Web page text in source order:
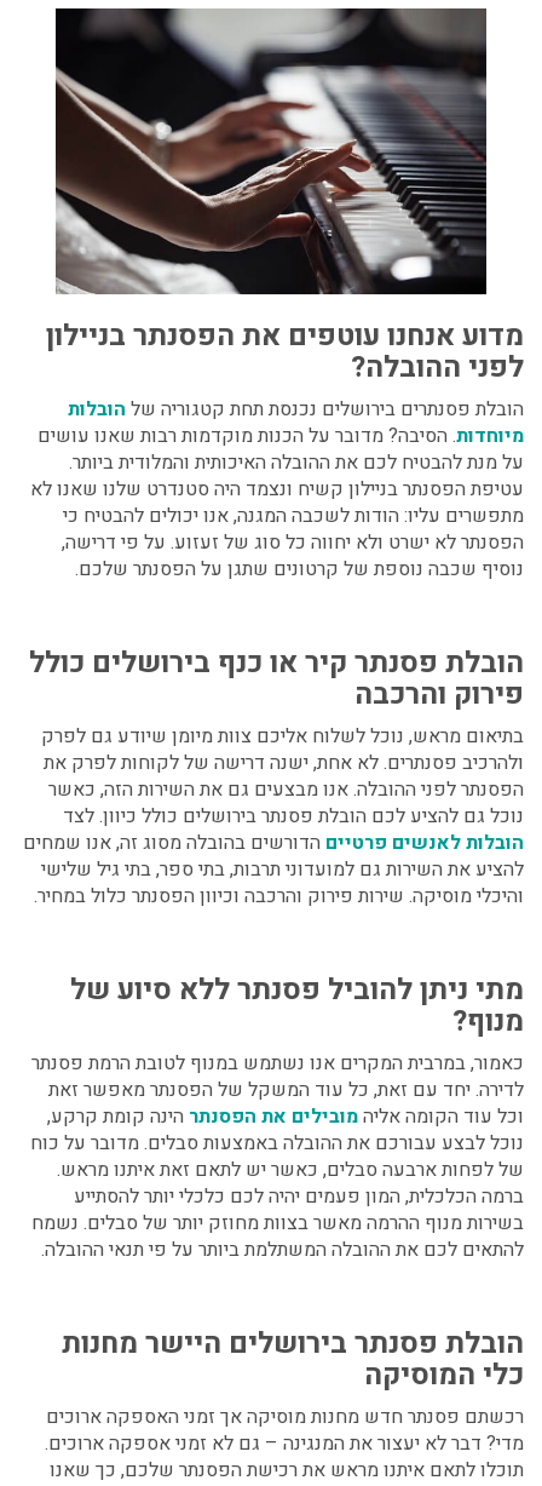
מדוע אנחנו עוטפים את הפסנתר בניילון
לפני ההובלה?
הובלת פסנתרים בירושלים נכנסת תחת קטגוריה של הובלות
מיוחדות. הסיבה? מדובר על הכנות מוקדמות רבות שאנו עושים
על מנת להבטיח לכם את ההובלה האיכותית והמלודית ביותר.
עטיפת הפסנתר בניילון קשיח ונצמד היה סטנדרט שלנו שאנו לא
מתפשרים עליו: הודות לשכבה המגנה, אנו יכולים להבטיח כי
הפסנתר לא ישרט ולא יחווה כל סוג של זעזוע. על פי דרישה,
נוסיף שכבה נוספת של קרטונים שתגן על הפסנתר שלכם.
הובלת פסנתר קיר או כנף בירושלים כולל
פירוק והרכבה
בתיאום מראש, נוכל לשלוח אליכם צוות מיומן שיודע גם לפרק
ולהרכיב פסנתרים. לא אחת, ישנה דרישה של לקוחות לפרק את
הפסנתר לפני ההובלה. אנו מבצעים גם את השירות הזה, כאשר
נוכל גם להציע לכם הובלת פסנתר בירושלים כולל כיוון.לצד
הובלות לאנשים פרטיים הדורשים בהובלה מסוג זה, אנו שמחים
להציע את השירות גם למועדוני תרבות, בתי ספר, בתי גיל שלישי
והיכלי מוסיקה. שירות פירוק והרכבה וכיוון הפסנתר כלול במחיר.
מתי ניתן להוביל פסנתר ללא סיוע של
מנוף?
כאמור, במרבית המקרים אנו נשתמש במנוף לטובת הרמת פסנתר
לדירה.יחד עם זאת, כל עוד המשקל של הפסנתר מאפשר זאת
וכל עוד הקומה אליהמובילים את הפסנתר הינה קומת קרקע,
נוכל לבצע עבורכם את ההובלה באמצעות סבלים. מדובר על כוח
של לפחות ארבעה סבלים, כאשר יש לתאם זאת איתנו מראש.
ברמה הכלכלית, המון פעמים יהיה לכם כלכלי יותר להסתייע
בשירות מנוף ההרמה מאשר בצוות מחוזק יותר של סבלים. נשמח
להתאים לכם את ההובלה המשתלמת ביותר על פי תנאי ההובלה.
הובלת פסנתר בירושלים היישר מחנות
כלי המוסיקה
רכשתם פסנתר חדש מחנות מוסיקה אך זמני האספקה ארוכים
מדי? דבר לא יעצור את המנגינה – גם לא זמני אספקה ארוכים.
תוכלו לתאם איתנו מראש את רכישת הפסנתר שלכם, כך שאנו